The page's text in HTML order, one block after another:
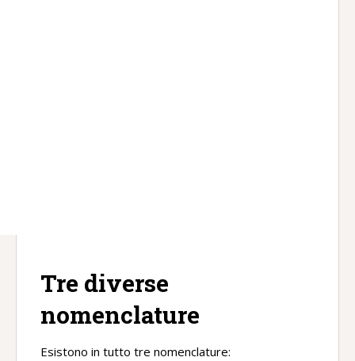
Tre diverse
nomenclature
Esistono in tutto tre nomenclature: